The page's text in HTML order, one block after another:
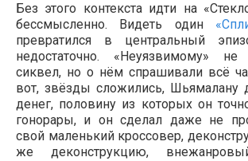
Без этого контекста идти на
бессмысленно. Видеть один
превратился в центральный
недостаточно. «Неуязвимому»
сиквел, но о нём спрашивали всё
вот, звёзды сложились, Шьямалану
денег, половину из которых он
гонорары, и он сделал даже не
свой маленький кроссовер,
же деконструкцию,